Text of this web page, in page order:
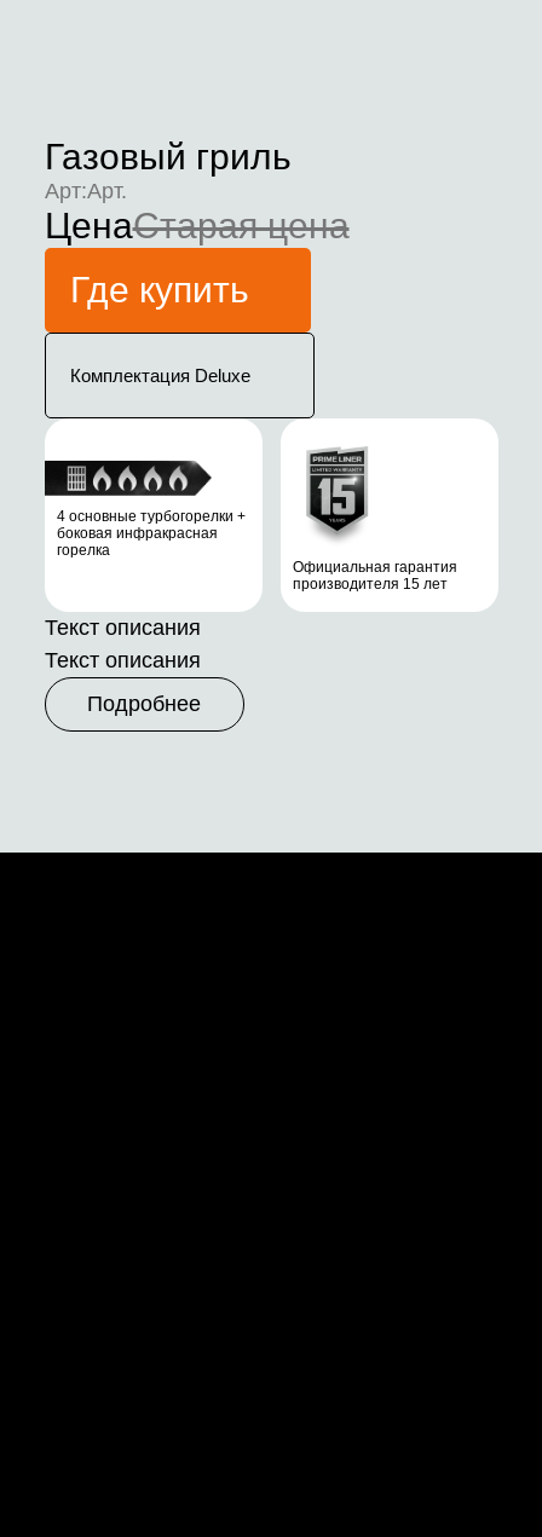
Газовый гриль
Арт:Арт.
ЦенаСтарая цена
Где купить
Комплектация Deluxe
Официальная гарантия
производителя 15 лет
4 основные турбогорелки +
боковая инфракрасная
горелка
Текст описания
Текст описания
Подробнее